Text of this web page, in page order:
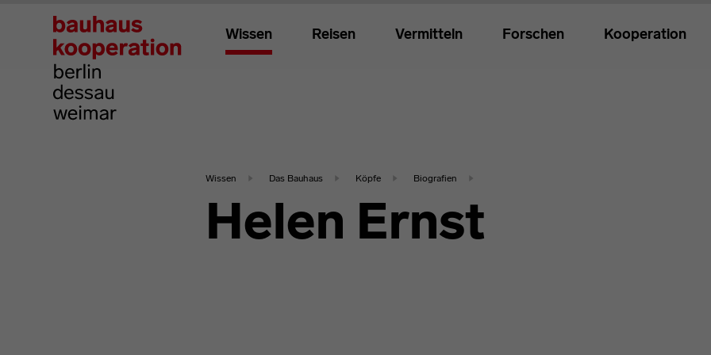
Wissen Reisen Vermitteln Forschen Kooperation
Wissen Das Bauhaus Köpfe Biografien
Helen Ernst